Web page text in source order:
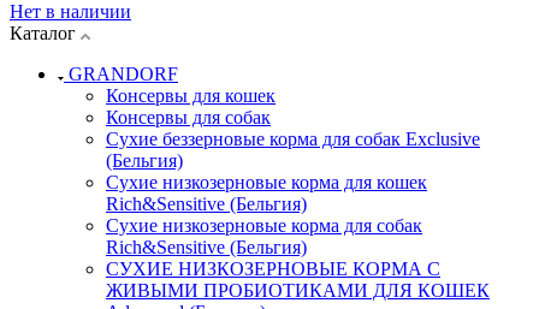
Нет в наличии
Каталог
GRANDORF
Консервы для кошек
Консервы для собак
Сухие беззерновые корма для собак Exclusive
(Бельгия)
Сухие низкозерновые корма для кошек
Rich&Sensitive (Бельгия)
Сухие низкозерновые корма для собак
Rich&Sensitive (Бельгия)
СУХИЕ НИЗКОЗЕРНОВЫЕ КОРМА С
ЖИВЫМИ ПРОБИОТИКАМИ ДЛЯ КОШЕК